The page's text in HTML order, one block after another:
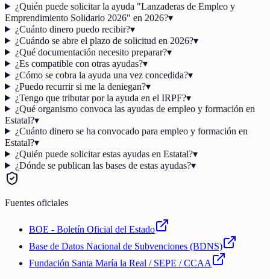
¿Quién puede solicitar la ayuda "Lanzaderas de Empleo y
Emprendimiento Solidario 2026" en 2026?▾
¿Cuánto dinero puedo recibir?▾
¿Cuándo se abre el plazo de solicitud en 2026?▾
¿Qué documentación necesito preparar?▾
¿Es compatible con otras ayudas?▾
¿Cómo se cobra la ayuda una vez concedida?▾
¿Puedo recurrir si me la deniegan?▾
¿Tengo que tributar por la ayuda en el IRPF?▾
¿Qué organismo convoca las ayudas de empleo y formación en
Estatal?▾
¿Cuánto dinero se ha convocado para empleo y formación en
Estatal?▾
¿Quién puede solicitar estas ayudas en Estatal?▾
¿Dónde se publican las bases de estas ayudas?▾
Fuentes oficiales
BOE - Boletín Oficial del Estado
Base de Datos Nacional de Subvenciones (BDNS)
Fundación Santa María la Real / SEPE / CCAA